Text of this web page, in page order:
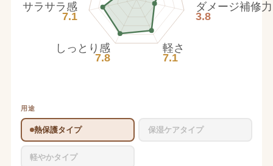
ダメージ補修力
3.8
軽さ
7.1
しっとり感
7.8
サラサラ感
7.1
用途
熱保護タイプ 保湿ケアタイプ
軽やかタイプ